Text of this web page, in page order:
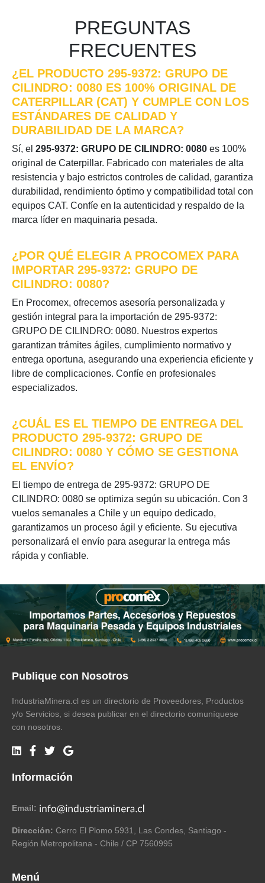
PREGUNTAS
FRECUENTES
¿EL PRODUCTO 295-9372: GRUPO DE
CILINDRO: 0080 ES 100% ORIGINAL DE
CATERPILLAR (CAT) Y CUMPLE CON LOS
ESTÁNDARES DE CALIDAD Y
DURABILIDAD DE LA MARCA?
Sí, el 295-9372: GRUPO DE CILINDRO: 0080 es 100%
original de Caterpillar. Fabricado con materiales de alta
resistencia y bajo estrictos controles de calidad, garantiza
durabilidad, rendimiento óptimo y compatibilidad total con
equipos CAT. Confíe en la autenticidad y respaldo de la
marca líder en maquinaria pesada.
¿POR QUÉ ELEGIR A PROCOMEX PARA
IMPORTAR 295-9372: GRUPO DE
CILINDRO: 0080?
En Procomex, ofrecemos asesoría personalizada y
gestión integral para la importación de 295-9372:
GRUPO DE CILINDRO: 0080. Nuestros expertos
garantizan trámites ágiles, cumplimiento normativo y
entrega oportuna, asegurando una experiencia eficiente y
libre de complicaciones. Confíe en profesionales
especializados.
¿CUÁL ES EL TIEMPO DE ENTREGA DEL
PRODUCTO 295-9372: GRUPO DE
CILINDRO: 0080 Y CÓMO SE GESTIONA
EL ENVÍO?
El tiempo de entrega de 295-9372: GRUPO DE
CILINDRO: 0080 se optimiza según su ubicación. Con 3
vuelos semanales a Chile y un equipo dedicado,
garantizamos un proceso ágil y eficiente. Su ejecutiva
personalizará el envío para asegurar la entrega más
rápida y confiable.
Publique con Nosotros
IndustriaMinera.cl es un directorio de Proveedores, Productos
y/o Servicios, si desea publicar en el directorio comuníquese
con nosotros.
Información
Email:
Dirección: Cerro El Plomo 5931, Las Condes, Santiago -
Región Metropolitana - Chile / CP 7560995
Menú